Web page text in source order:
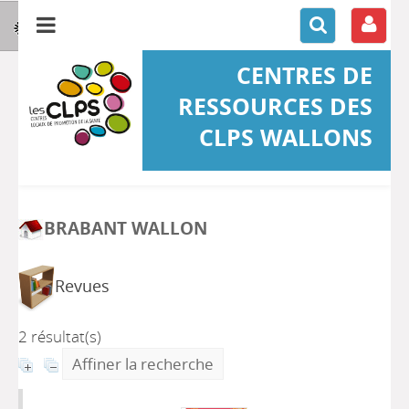
CENTRES DE
RESSOURCES DES
CLPS WALLONS
BRABANT WALLON
Revues
2 résultat(s)
Affiner la recherche